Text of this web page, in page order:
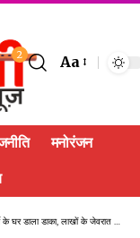
2 Aa
मनोरंजन
के जेवरात समेत चुराए AK-47 और 90 जिंदा कारतूस…